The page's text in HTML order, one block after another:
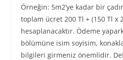
Örneğin: 5m2’ye kadar bir
toplam ücret 200 Tl + (150 Tl x
hesaplanacaktır. Ödeme
bölümüne isim soyisim,
bilgileri girmeniz önemlidir.